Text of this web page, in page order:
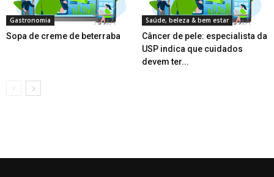
Gastronomia
Sopa de creme de beterraba
Saúde, beleza & bem estar
Câncer de pele: especialista da
USP indica que cuidados
devem ter...